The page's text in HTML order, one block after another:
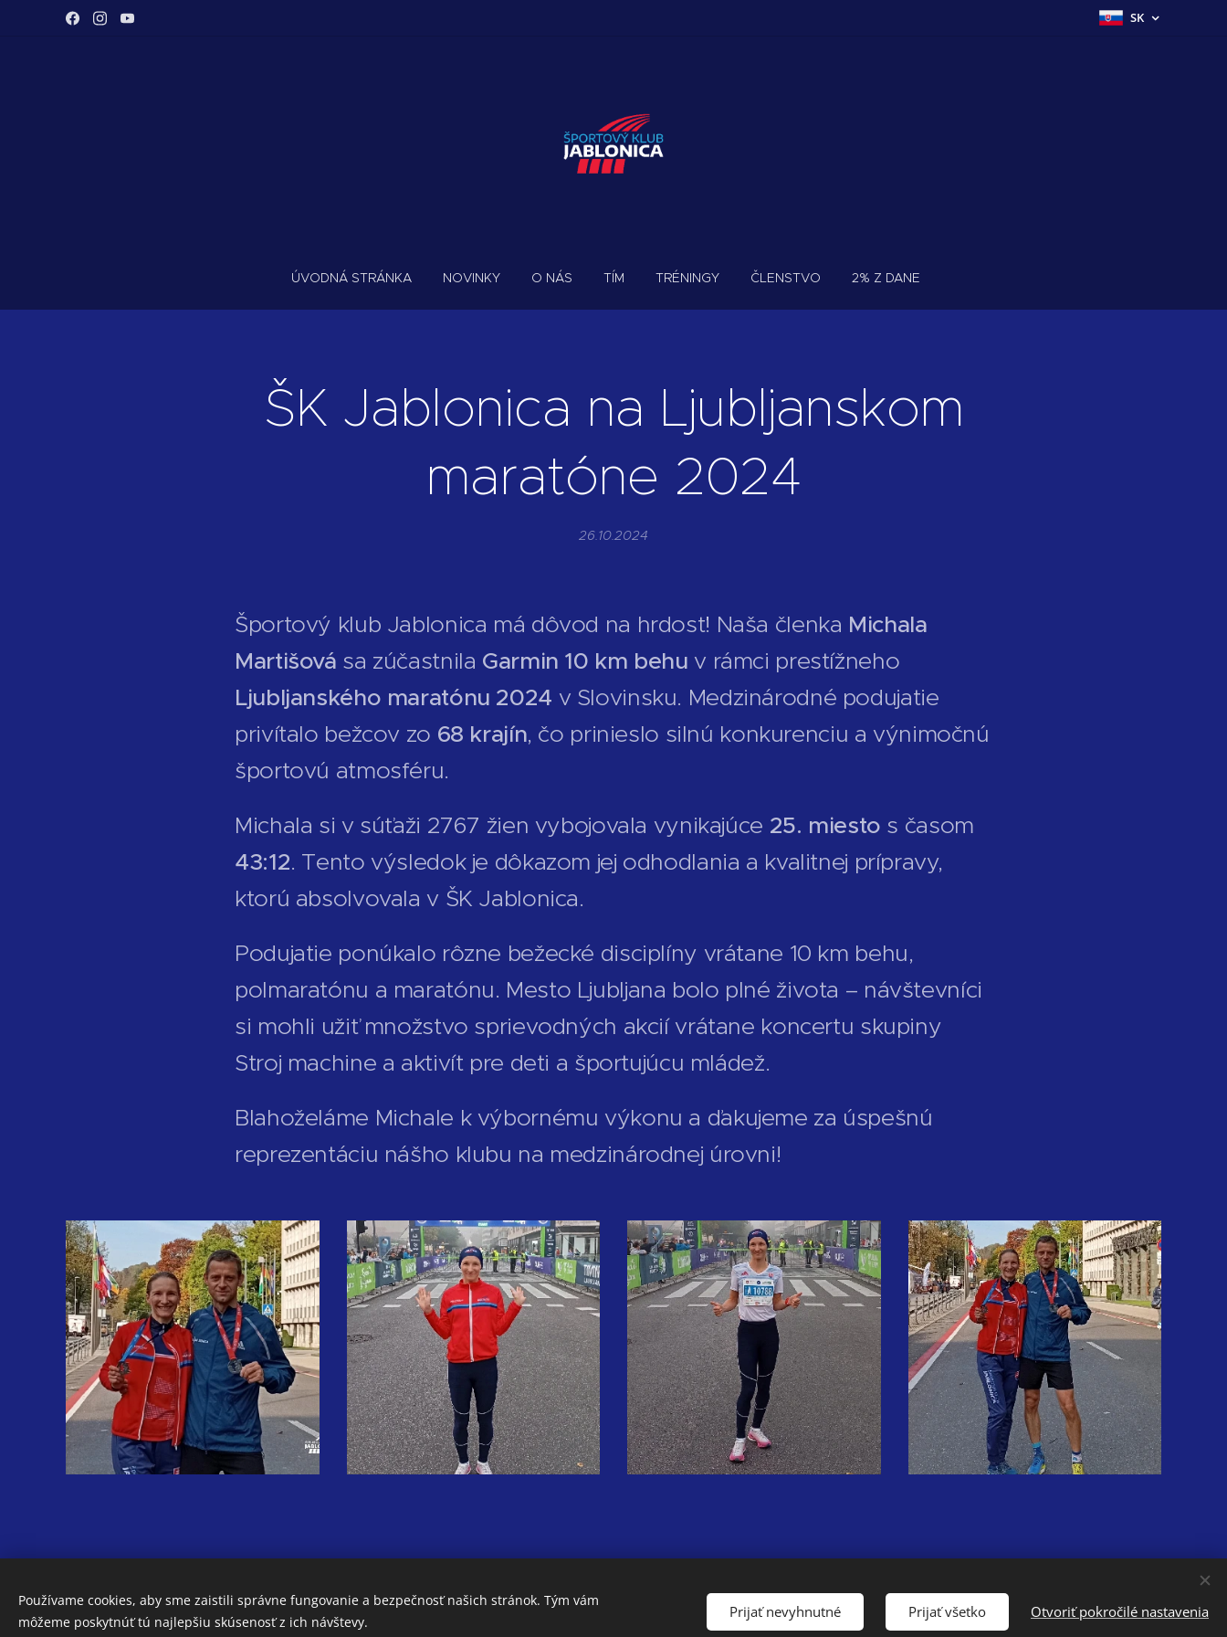
SK
ÚVODNÁ STRÁNKA NOVINKY O NÁS TÍM TRÉNINGY ČLENSTVO 2% Z DANE
ŠK Jablonica na Ljubljanskom
maratóne 2024
26.10.2024
Športový klub Jablonica má dôvod na hrdosť! Naša členka Michala
Martišová sa zúčastnila Garmin 10 km behu v rámci prestížneho
Ljubljanského maratónu 2024 v Slovinsku. Medzinárodné podujatie
privítalo bežcov zo 68 krajín, čo prinieslo silnú konkurenciu a výnimočnú
športovú atmosféru.
Michala si v súťaži 2767 žien vybojovala vynikajúce 25. miesto s časom
43:12. Tento výsledok je dôkazom jej odhodlania a kvalitnej prípravy,
ktorú absolvovala v ŠK Jablonica.
Podujatie ponúkalo rôzne bežecké disciplíny vrátane 10 km behu,
polmaratónu a maratónu. Mesto Ljubljana bolo plné života – návštevníci
si mohli užiť množstvo sprievodných akcií vrátane koncertu skupiny
Stroj machine a aktivít pre deti a športujúcu mládež.
Blahoželáme Michale k výbornému výkonu a ďakujeme za úspešnú
reprezentáciu nášho klubu na medzinárodnej úrovni!
© 2026 Všetky práva vyhradené.
Vytvorené službouWebnode Cookies
Jazyky
Slovenčina
Používame cookies, aby sme zaistili správne fungovanie a bezpečnosť našich stránok. Tým vám
môžeme poskytnúť tú najlepšiu skúsenosť z ich návštevy.
Prijať nevyhnutné Prijať všetko Otvoriť pokročilé nastavenia